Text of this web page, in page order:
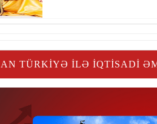
TÜRKIYƏ ILƏ IQTISADI